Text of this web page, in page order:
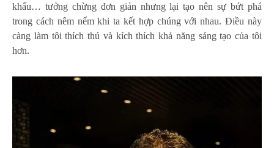
khấu… tưởng chừng đơn giản nhưng lại tạo nên sự bứt phá
trong cách nêm nếm khi ta kết hợp chúng với nhau. Điều này
càng làm tôi thích thú và kích thích khả năng sáng tạo của tôi
hơn.